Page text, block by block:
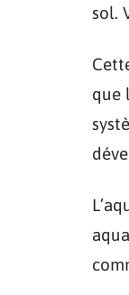
sol.
que